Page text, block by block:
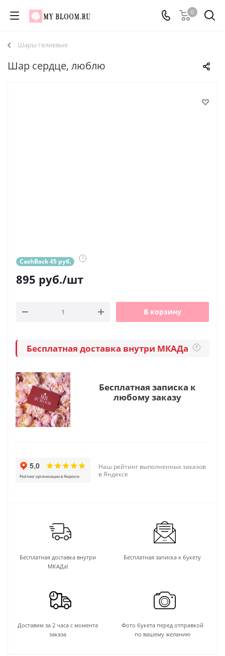
0
Шары гелиевые
Шар сердце, люблю
CashBack 45 руб. ?
895 руб./шт
В корзину
Бесплатная доставка внутри МКАДа ?
Бесплатная записка к
любому заказу
Наш рейтинг выполненных заказов
в Яндексе
Бесплатная доставка внутри
МКАДа!
Бесплатная записка к букету
Доставим за 2 часа с момента
заказа
Фото букета перед отправкой
по вашему желанию